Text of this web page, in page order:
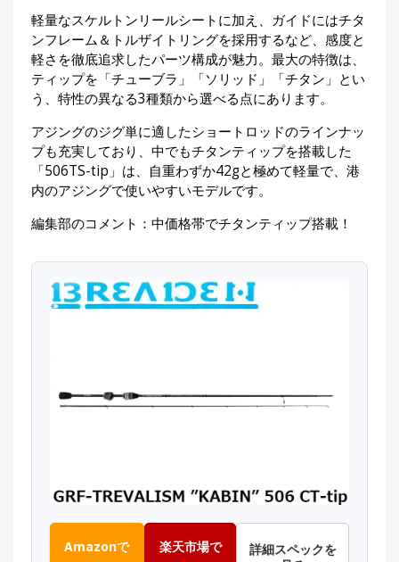
軽量なスケルトンリールシートに加え、ガイドにはチタ
ンフレーム＆トルザイトリングを採用するなど、感度と
軽さを徹底追求したパーツ構成が魅力。最大の特徴は、
ティップを「チューブラ」「ソリッド」「チタン」とい
う、特性の異なる3種類から選べる点にあります。
アジングのジグ単に適したショートロッドのラインナッ
プも充実しており、中でもチタンティップを搭載した
「506TS-tip」は、自重わずか42gと極めて軽量で、港
内のアジングで使いやすいモデルです。
編集部のコメント：中価格帯でチタンティップ搭載！
Amazonで
楽天市場で
詳細スペックを